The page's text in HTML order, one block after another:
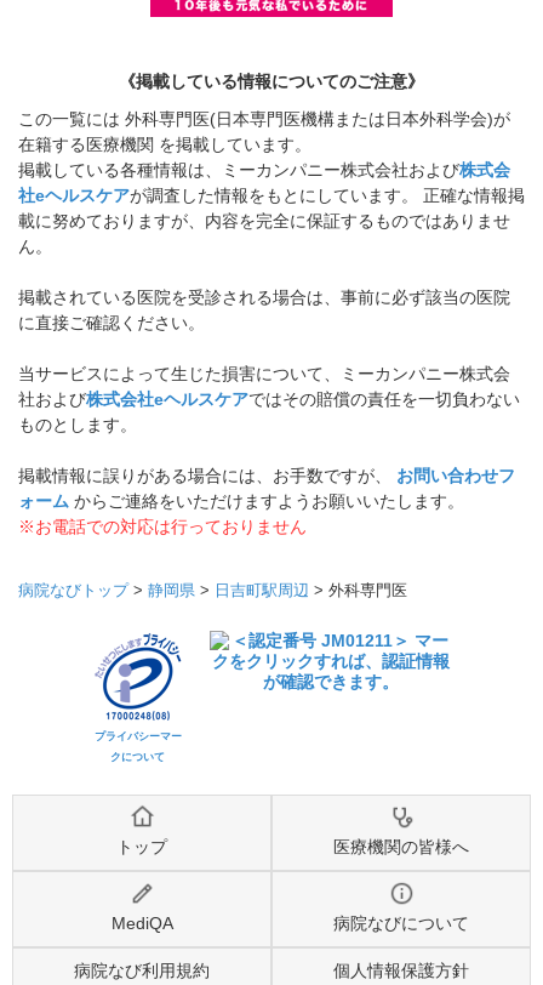
《掲載している情報についてのご注意》
この一覧には 外科専門医(日本専門医機構または日本外科学会)が
在籍する医療機関 を掲載しています。
掲載している各種情報は、ミーカンパニー株式会社および株式会
社eヘルスケアが調査した情報をもとにしています。 正確な情報掲
載に努めておりますが、内容を完全に保証するものではありませ
ん。
掲載されている医院を受診される場合は、事前に必ず該当の医院
に直接ご確認ください。
当サービスによって生じた損害について、ミーカンパニー株式会
社および株式会社eヘルスケアではその賠償の責任を一切負わない
ものとします。
掲載情報に誤りがある場合には、お手数ですが、 お問い合わせフ
ォーム からご連絡をいただけますようお願いいたします。
※お電話での対応は行っておりません
病院なびトップ> 静岡県 > 日吉町駅周辺 > 外科専門医
プライバシーマー
クについて
トップ 医療機関の皆様へ
MediQA 病院なびについて
病院なび利用規約 個人情報保護方針